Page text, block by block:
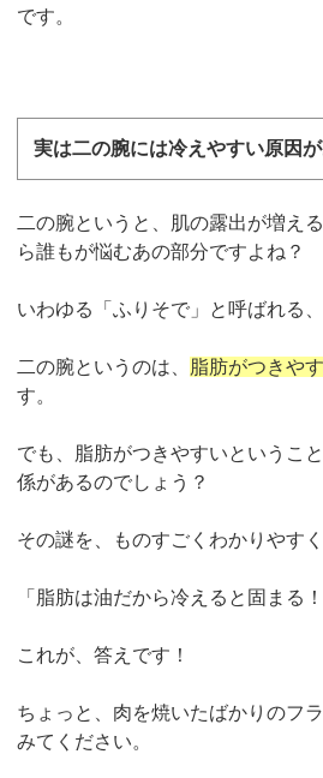
です。
実は二の腕には冷えやすい原因が
二の腕というと、肌の露出が増え
ら誰もが悩むあの部分ですよね？
いわゆる「ふりそで」と呼ばれる
二の腕というのは、 脂肪がつきや
す。
でも、脂肪がつきやすいというこ
係があるのでしょう？
その謎を、ものすごくわかりやす
「脂肪は油だから冷えると固まる！
これが、答えです！
ちょっと、肉を焼いたばかりのフ
みてください。